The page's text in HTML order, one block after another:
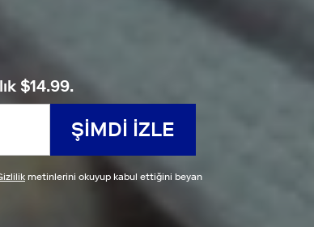
$14.99.
ŞIMDI IZLE
metinlerini okuyup kabul ettiğini beyan